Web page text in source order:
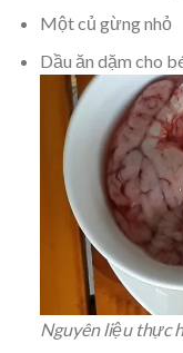
Một củ gừng nhỏ
Dầu ăn dặm cho
Nguyên liệu thực